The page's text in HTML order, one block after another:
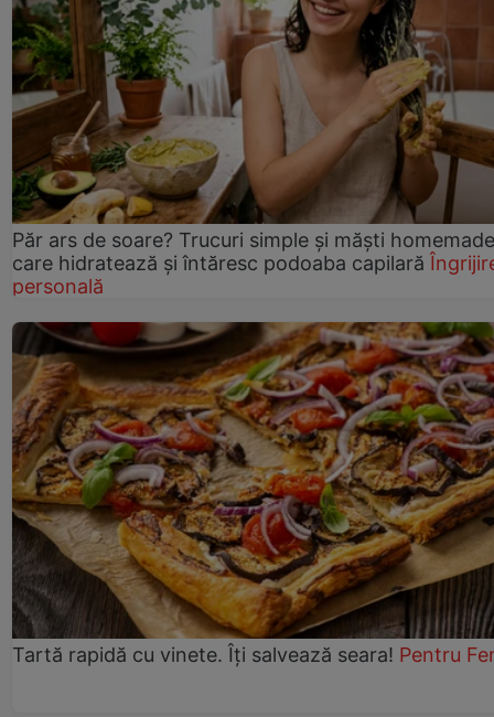
Păr ars de soare? Trucuri simple și măști homemade
care hidratează și întăresc podoaba capilară
personală
Tartă rapidă cu vinete. Îți salvează seara! Pentru